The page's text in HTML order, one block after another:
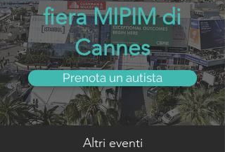
fiera MIPIM di
Cannes
Prenota un autista
Altri eventi